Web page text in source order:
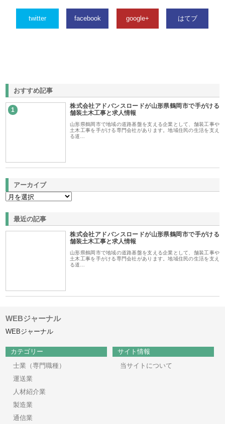
twitter facebook google+ はてブ
おすすめ記事
1
株式会社アドバンスロードが山形県鶴岡市で手がける
舗装土木工事と求人情報
山形県鶴岡市で地域の道路基盤を支える企業として、舗装工事や
土木工事を手がける専門会社があります。地域住民の生活を支え
る道…
アーカイブ
最近の記事
株式会社アドバンスロードが山形県鶴岡市で手がける
舗装土木工事と求人情報
山形県鶴岡市で地域の道路基盤を支える企業として、舗装工事や
土木工事を手がける専門会社があります。地域住民の生活を支え
る道…
WEBジャーナル
WEBジャーナル
カテゴリー
士業（専門職種）
運送業
人材紹介業
製造業
通信業
サイト情報
当サイトについて